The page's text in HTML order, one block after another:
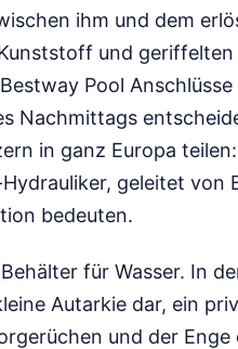
ihm und dem
und geriffelten
Pool
Nachmittags
in ganz Europa
geleitet von
bedeuten.
für Wasser. In
Autarkie dar, ein
und der